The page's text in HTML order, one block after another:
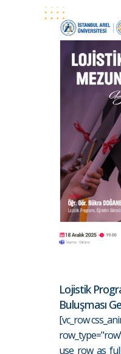
Lojistik
Buluşması
[vc_row